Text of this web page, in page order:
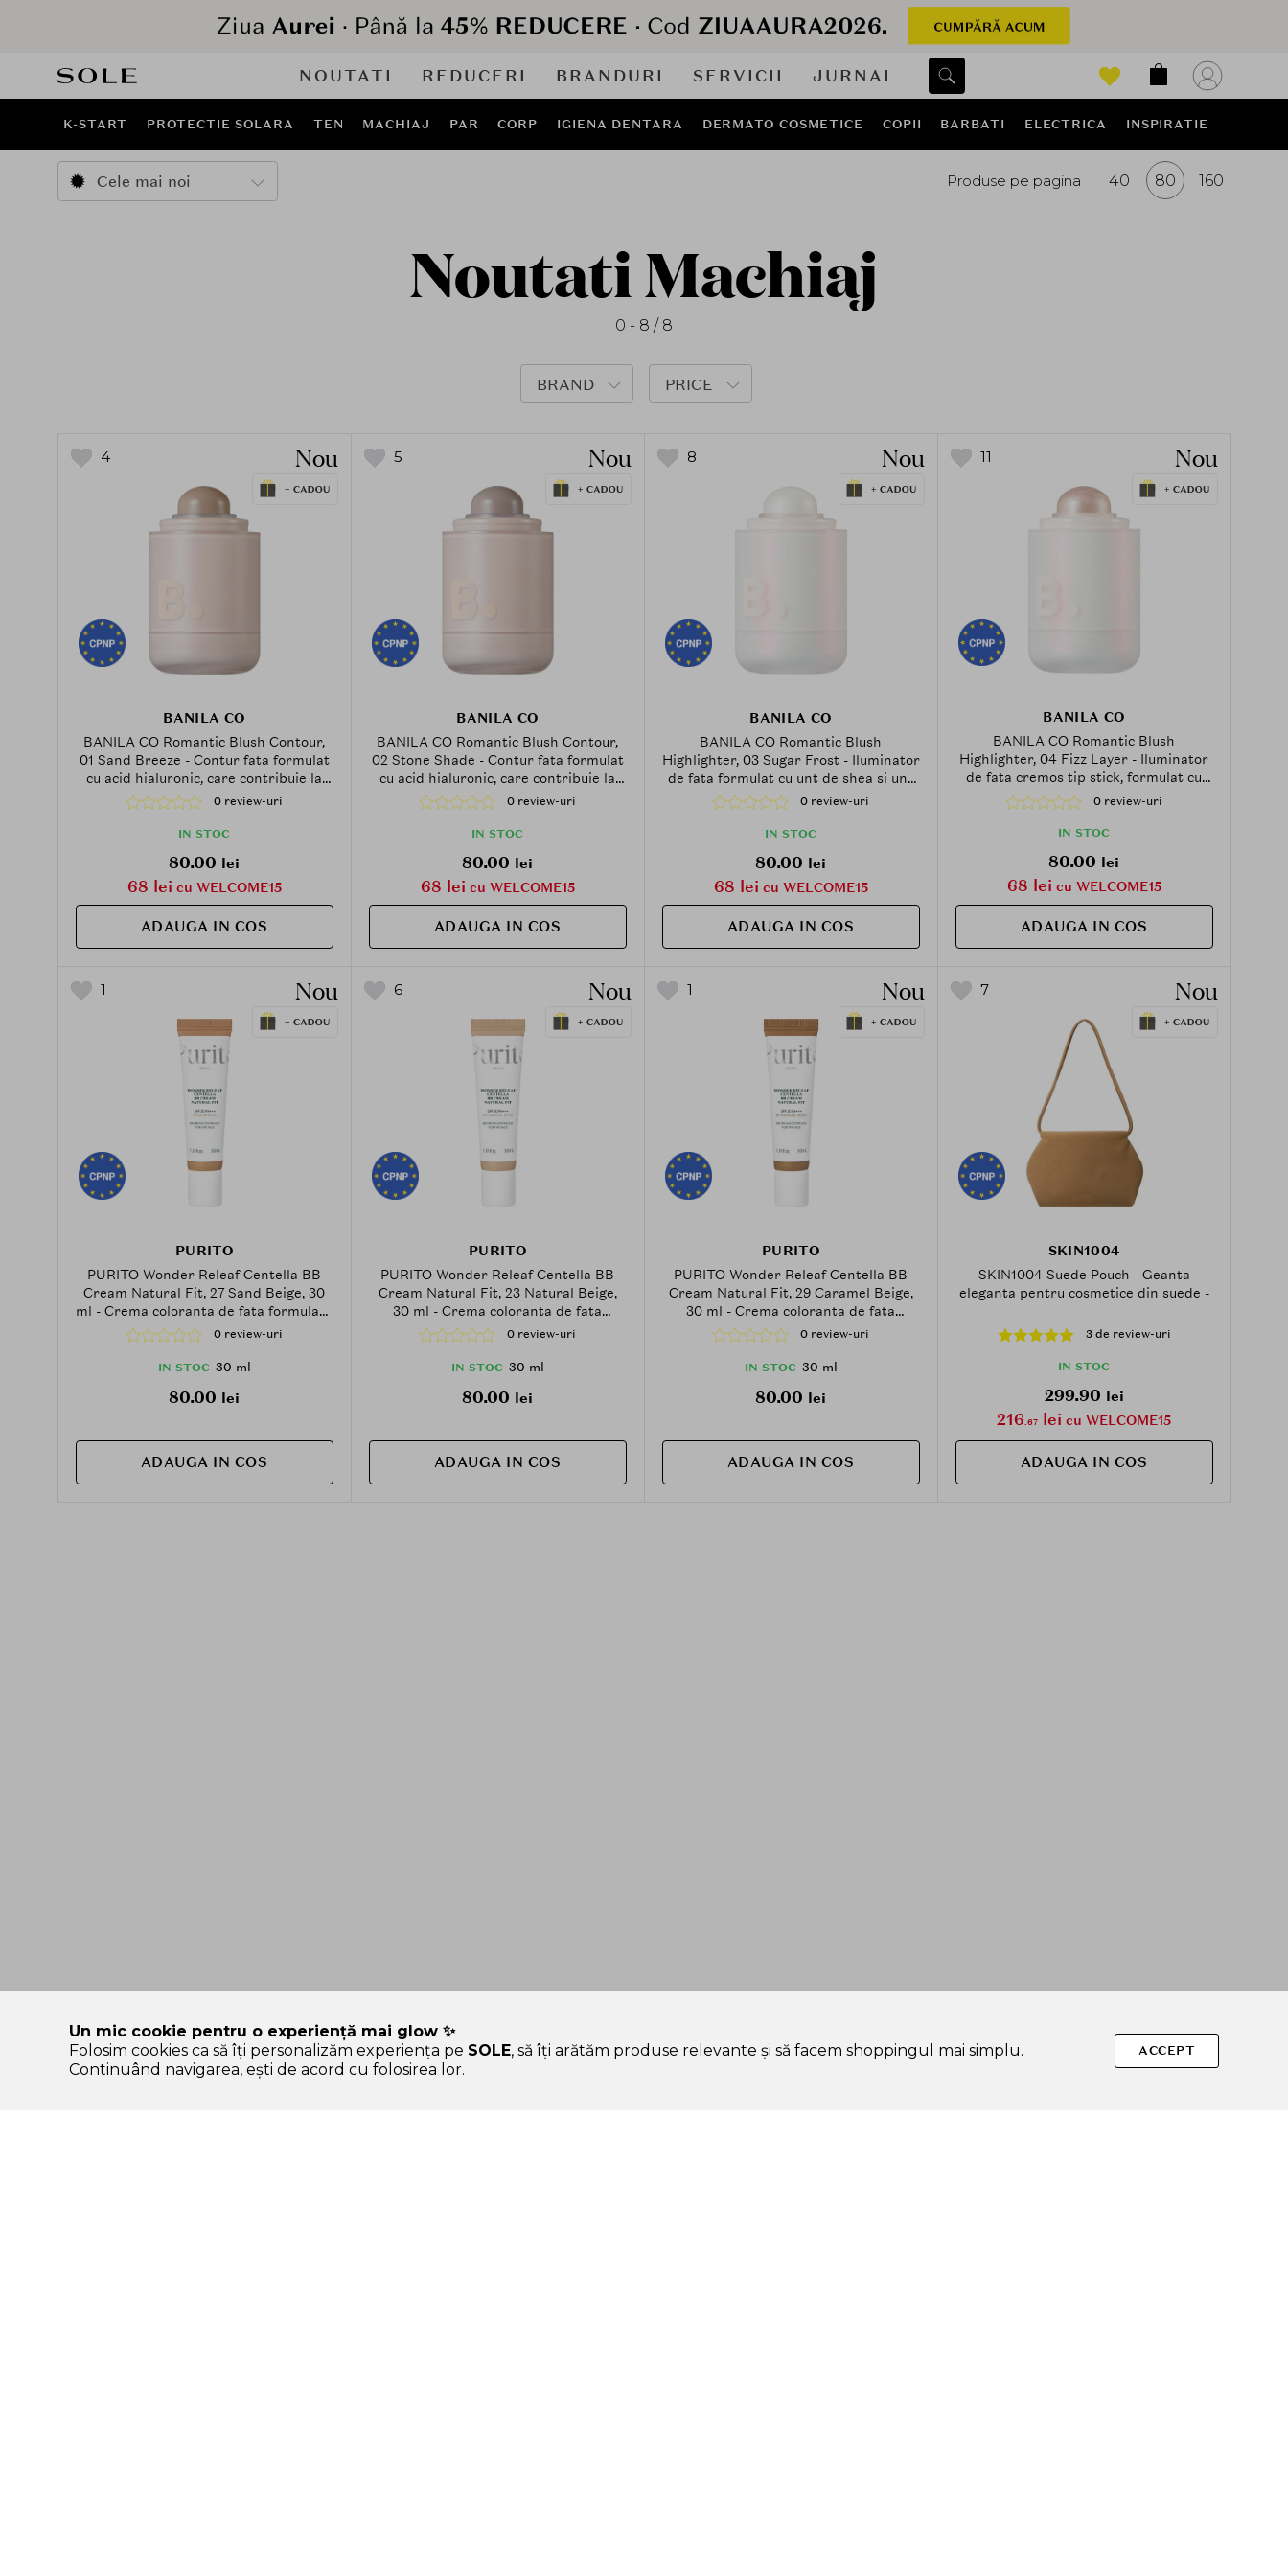
NOUTATI REDUCERI BRANDURI SERVICII JURNAL
K-START PROTECTIE SOLARA TEN MACHIAJ PAR CORP IGIENA DENTARA DERMATO COSMETICE COPII BARBATI ELECTRICA INSPIRATIE
Cele mai noi Produse pe pagina 40 80 160
Noutati Machiaj
0 - 8 / 8
BRAND PRICE
4 Nou
BANILA CO
BANILA CO Romantic Blush Contour,
01 Sand Breeze - Contur fata formulat
cu acid hialuronic, care contribuie la
conturarea fetei si la mentinerea unui
aspect neted si confortabil al pielii
0 review-uri
IN STOC
80.00 lei
68 lei cu WELCOME15
ADAUGA IN COS
5 Nou
BANILA CO
BANILA CO Romantic Blush Contour,
02 Stone Shade - Contur fata formulat
cu acid hialuronic, care contribuie la
aplicarea uniforma si la metinerea unui
aspect confortabil al pielii
0 review-uri
IN STOC
80.00 lei
68 lei cu WELCOME15
ADAUGA IN COS
8 Nou
BANILA CO
BANILA CO Romantic Blush
Highlighter, 03 Sugar Frost - Iluminator
de fata formulat cu unt de shea si unt
de cacao, care contribuie la
accentuarea pometilor si a punctelor
inalte ale fetei printr-un finisaj
0 review-uri
IN STOC
80.00 lei
68 lei cu WELCOME15
ADAUGA IN COS
11 Nou
BANILA CO
BANILA CO Romantic Blush
Highlighter, 04 Fizz Layer - Iluminator
de fata cremos tip stick, formulat cu
unt de shea si unt de cacao, care
contribuie la accentuarea pometilor si
a punctelor inalte ale fetei printr-un
0 review-uri
IN STOC
80.00 lei
68 lei cu WELCOME15
ADAUGA IN COS
1 Nou
PURITO
PURITO Wonder Releaf Centella BB
Cream Natural Fit, 27 Sand Beige, 30
ml - Crema coloranta de fata formulata
cu niacinamida si extract de Centella
Asiatica, care contribuie la
uniformizarea aspectului tenului si la
0 review-uri
IN STOC 30 ml
80.00 lei
ADAUGA IN COS
6 Nou
PURITO
PURITO Wonder Releaf Centella BB
Cream Natural Fit, 23 Natural Beige,
30 ml - Crema coloranta de fata
formulata cu niacinamida si extract de
Centella Asiatica, care contribuie la
uniformizarea aspectului tenului si la
0 review-uri
IN STOC 30 ml
80.00 lei
ADAUGA IN COS
1 Nou
PURITO
PURITO Wonder Releaf Centella BB
Cream Natural Fit, 29 Caramel Beige,
30 ml - Crema coloranta de fata
formulata cu niacinamida si extract de
Centella Asiatica, care contribuie la
estomparea vizuala a rosetii si a
aspect uniform al tenului, SPF30
0 review-uri
IN STOC 30 ml
80.00 lei
ADAUGA IN COS
7 Nou
SKIN1004
SKIN1004 Suede Pouch - Geanta
eleganta pentru cosmetice din suede -
3 de review-uri
IN STOC
299.90 lei
216.67 lei cu WELCOME15
ADAUGA IN COS
SOLE – platformă de beauty construită pe încredere, nu pe hype.
Un mic cookie pentru o experiență mai glow ✨
Folosim cookies ca să îți personalizăm experiența pe SOLE, să îți arătăm produse relevante și să facem shoppingul mai simplu.
Continuând navigarea, ești de acord cu folosirea lor.
ACCEPT